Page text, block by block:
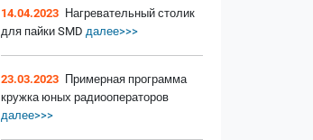
14.04.2023 Нагревательный столик
для пайки SMD далее>>>
23.03.2023 Примерная программа
кружка юных радиооператоров
далее>>>